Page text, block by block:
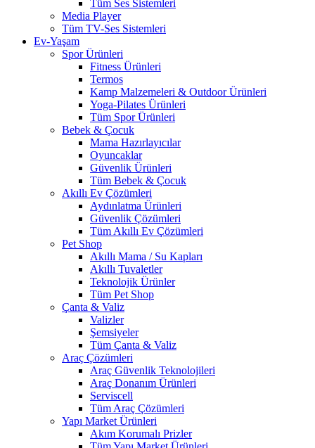
Tüm Ses Sistemleri
Media Player
Tüm TV-Ses Sistemleri
Ev-Yaşam
Spor Ürünleri
Fitness Ürünleri
Termos
Kamp Malzemeleri & Outdoor Ürünleri
Yoga-Pilates Ürünleri
Tüm Spor Ürünleri
Bebek & Çocuk
Mama Hazırlayıcılar
Oyuncaklar
Güvenlik Ürünleri
Tüm Bebek & Çocuk
Akıllı Ev Çözümleri
Aydınlatma Ürünleri
Güvenlik Çözümleri
Tüm Akıllı Ev Çözümleri
Pet Shop
Akıllı Mama / Su Kapları
Akıllı Tuvaletler
Teknolojik Ürünler
Tüm Pet Shop
Çanta & Valiz
Valizler
Şemsiyeler
Tüm Çanta & Valiz
Araç Çözümleri
Araç Güvenlik Teknolojileri
Araç Donanım Ürünleri
Serviscell
Tüm Araç Çözümleri
Yapı Market Ürünleri
Akım Korumalı Prizler